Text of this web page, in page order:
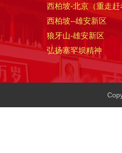
西柏坡--雄安新区
狼牙山-雄安新区
弘扬塞罕坝精神